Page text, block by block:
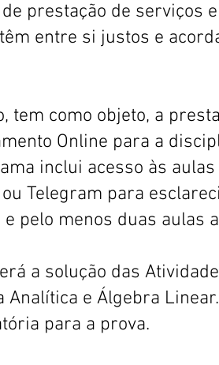
prestação de serviços
entre si justos e
tem como objeto, a
Online para a
inclui acesso às
Telegram para
pelo menos duas aulas
a solução das
Analítica e Álgebra
para a prova.